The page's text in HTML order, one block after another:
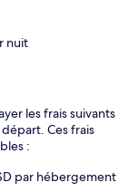
nuit
les frais suivants
Ces frais
:
par hébergement